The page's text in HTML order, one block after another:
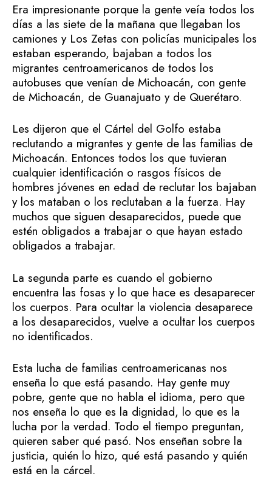
Era impresionante porque la gente veía todos los
días a las siete de la mañana que llegaban los
camiones y Los Zetas con policías municipales los
estaban esperando, bajaban a todos los
migrantes centroamericanos de todos los
autobuses que venían de Michoacán, con gente
de Michoacán, de Guanajuato y de Querétaro.
Les dijeron que el Cártel del Golfo estaba
reclutando a migrantes y gente de las familias de
Michoacán. Entonces todos los que tuvieran
cualquier identificación o rasgos físicos de
hombres jóvenes en edad de reclutar los bajaban
y los mataban o los reclutaban a la fuerza. Hay
muchos que siguen desaparecidos, puede que
estén obligados a trabajar o que hayan estado
obligados a trabajar.
La segunda parte es cuando el gobierno
encuentra las fosas y lo que hace es desaparecer
los cuerpos. Para ocultar la violencia desaparece
a los desaparecidos, vuelve a ocultar los cuerpos
no identificados.
Esta lucha de familias centroamericanas nos
enseña lo que está pasando. Hay gente muy
pobre, gente que no habla el idioma, pero que
nos enseña lo que es la dignidad, lo que es la
lucha por la verdad. Todo el tiempo preguntan,
quieren saber qué pasó. Nos enseñan sobre la
justicia, quién lo hizo, qué está pasando y quién
está en la cárcel.